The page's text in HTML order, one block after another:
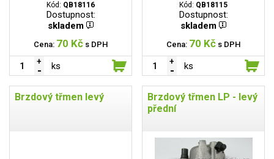
Kód: QB18116
Dostupnost:
skladem
Cena: 70 Kč s DPH
ks
Kód: QB18115
Dostupnost:
skladem
Cena: 70 Kč s DPH
ks
Brzdový třmen levý
Brzdový třmen LP - levý
přední